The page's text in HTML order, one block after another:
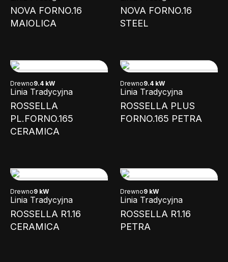
NOVA FORNO.16
MAIOLICA
NOVA FORNO.16
STEEL
Drewno9.4 kW
Linia Tradycyjna
ROSSELLA
PL.FORNO.165
CERAMICA
Drewno9.4 kW
Linia Tradycyjna
ROSSELLA PLUS
FORNO.165 PETRA
Drewno9 kW
Linia Tradycyjna
ROSSELLA R1.16
CERAMICA
Drewno9 kW
Linia Tradycyjna
ROSSELLA R1.16
PETRA